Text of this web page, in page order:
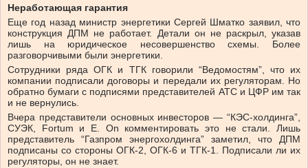
Неработающая гарантия
Еще год назад министр энергетики Сергей Шматко заявил, что
конструкция ДПМ не работает. Детали он не раскрыл, указав
лишь на юридическое несовершенство схемы. Более
разговорчивыми были энергетики.
Сотрудники ряда ОГК и ТГК говорили “Ведомостям”, что их
компании подписали договоры и передали их регуляторам. Но
обратно бумаги с подписями представителей АТС и ЦФР им так
и не вернулись.
Вчера представители основных инвесторов — “КЭС-холдинга”,
СУЭК, Fortum и E. On комментировать это не стали. Лишь
представитель “Газпром энергохолдинга” заметил, что ДПМ
подписаны со стороны ОГК-2, ОГК-6 и ТГК-1. Подписали ли их
регуляторы, он не знает.